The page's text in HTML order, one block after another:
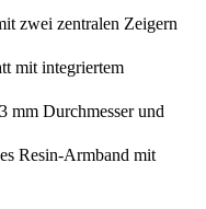
zwei zentralen Zeigern
mit integriertem
mm Durchmesser und
Resin-Armband mit